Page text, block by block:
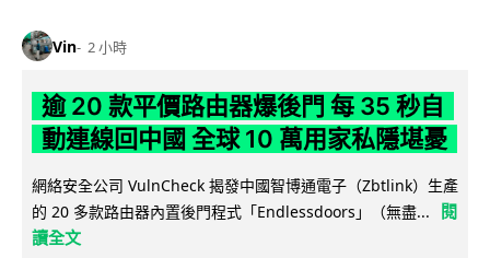
Vin 2 小時
逾 20 款平價路由器爆後門 每 35 秒自
動連線回中國 全球 10 萬用家私隱堪憂
網絡安全公司 VulnCheck 揭發中國智博通電子（Zbtlink）生產
的 20 多款路由器內置後門程式「Endlessdoors」（無盡...
閱
讀全文